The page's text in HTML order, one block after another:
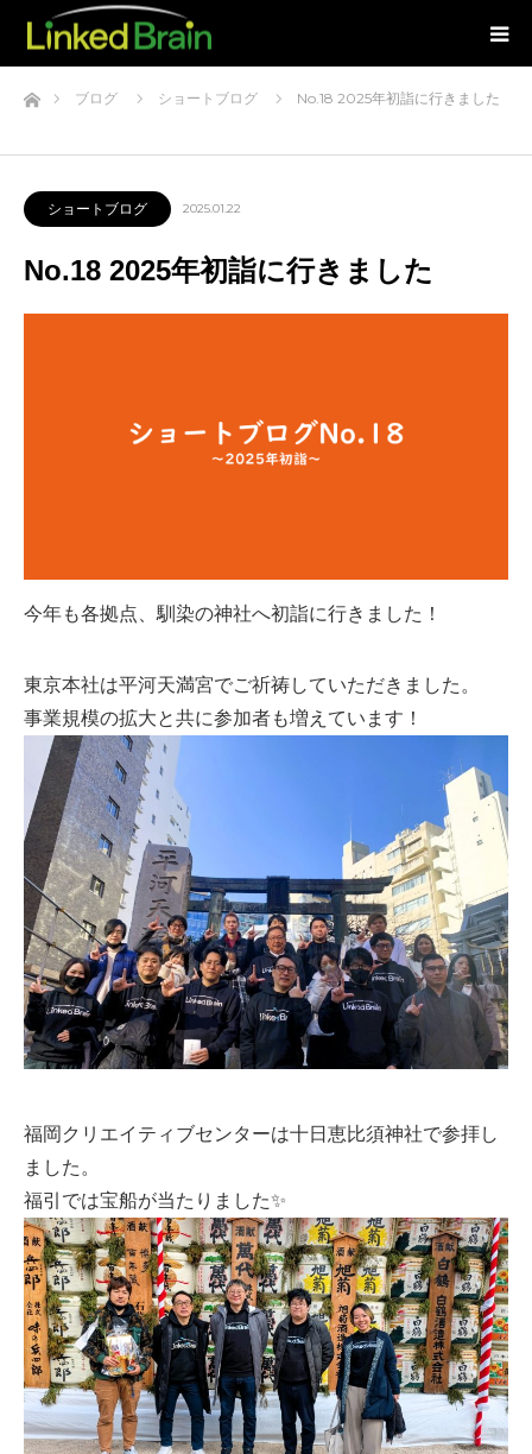
ホームブログ ショートブログ No.18 2025年初詣に行きました
ショートブログ 2025.01.22
No.18 2025年初詣に行きました
今年も各拠点、馴染の神社へ初詣に行きました！
東京本社は平河天満宮でご祈祷していただきました。
事業規模の拡大と共に参加者も増えています！
福岡クリエイティブセンターは十日恵比須神社で参拝し
ました。
福引では宝船が当たりました✨️